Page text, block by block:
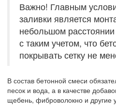
Важно! Главным
заливки является
небольшом
с таким учетом, что
покрывать сетку не
В состав бетонной смеси
песок и вода, а в качестве
щебень, фиброволокно и